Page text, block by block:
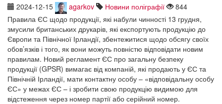
2024-12-15 agarkov Новини поліграфії
844
Правила ЄС щодо продукції, які набули чинності 13 грудня,
змусили британських друкарів, які експортують продукцію до
Європи та Північної Ірландії, збентежитися щодо обсягу своїх
обов’язків і того, як вони можуть повністю відповідати новим
правилам. Новий регламент ЄС про загальну безпеку
продукції (GPSR) вимагає від компаній, які продають у ЄС та
Північній Ірландії, мати контактну особу – «відповідальну особу
ЄС» у межах ЄС – і зробити свою продукцію видимою для
відстеження через номер партії або серійний номер.